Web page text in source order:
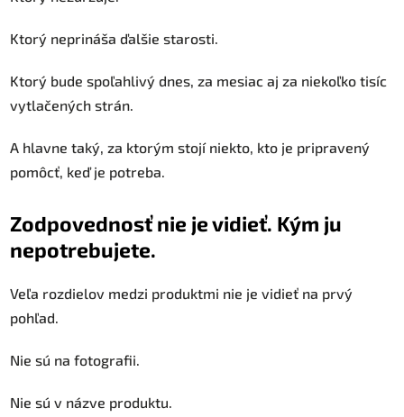
Ktorý neprináša ďalšie starosti.
Ktorý bude spoľahlivý dnes, za mesiac aj za niekoľko tisíc
vytlačených strán.
A hlavne taký, za ktorým stojí niekto, kto je pripravený
pomôcť, keď je potreba.
Zodpovednosť nie je vidieť. Kým ju
nepotrebujete.
Veľa rozdielov medzi produktmi nie je vidieť na prvý
pohľad.
Nie sú na fotografii.
Nie sú v názve produktu.